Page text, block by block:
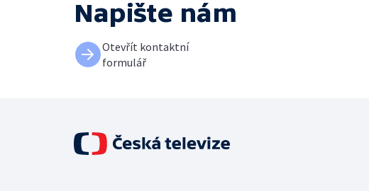
Napište nám
Otevřít kontaktní
formulář